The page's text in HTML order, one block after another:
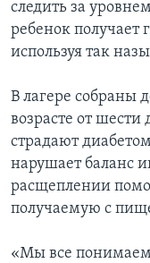
следить за
ребенок
используя так
В лагере собраны
возрасте от шести
страдают
нарушает баланс
расщеплении
получаемую с
«Мы все понимаем